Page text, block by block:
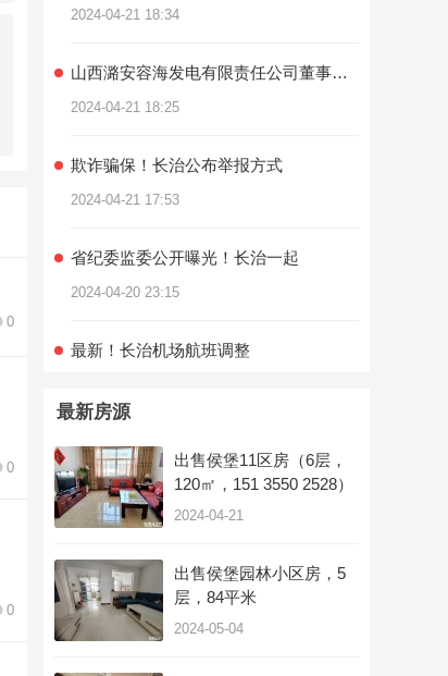
0
0
0
2024-04-20 00:49
2024-04-17 00:34
提高警惕！这一活动涉嫌诈骗
最新房源
出售侯堡11区房（6层，
120㎡，151 3550 2528）
2024-04-21
出售侯堡园林小区房，5
层，84平米
2024-05-04